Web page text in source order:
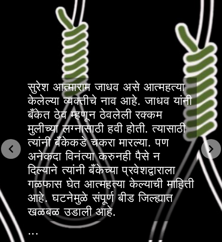
सुरेश आत्माराम जाधव असे आत्महत्या
केलेल्या व्यक्तीचे नाव आहे. जाधव यांनी
बँकेत ठेव म्हणून ठेवलेली रक्कम
मुलीच्या लग्नासाठी हवी होती. त्यासाठी
त्यांनी बँकेकडे चकरा मारल्या. पण
अनेकदा विनंत्या करुनही पैसे न
दिल्याने त्यांनी बँकेच्या प्रवेशद्वाराला
गळफास घेत आत्महत्या केल्याची माहिती
आहे. घटनेमुळे संपूर्ण बीड जिल्ह्यात
खळबळ उडाली आहे.
...